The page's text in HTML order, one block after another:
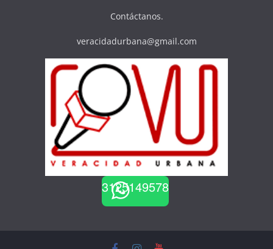
Contáctanos.
veracidadurbana@gmail.com
3125149578